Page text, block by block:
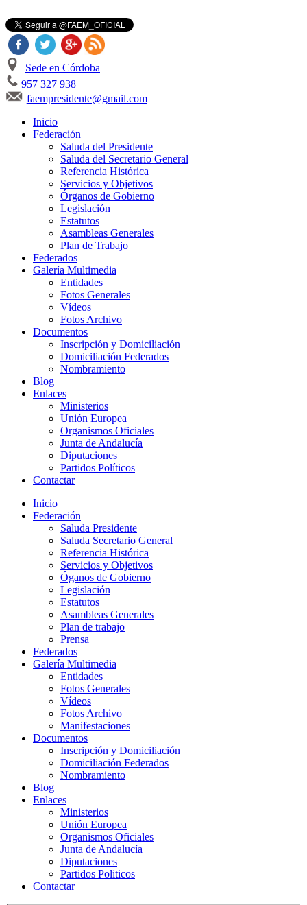
Sede en Córdoba
957 327 938
faempresidente@gmail.com
Inicio
Federación
Saluda del Presidente
Saluda del Secretario General
Referencia Histórica
Servicios y Objetivos
Órganos de Gobierno
Legislación
Estatutos
Asambleas Generales
Plan de Trabajo
Federados
Galería Multimedia
Entidades
Fotos Generales
Vídeos
Fotos Archivo
Documentos
Inscripción y Domiciliación
Domiciliación Federados
Nombramiento
Blog
Enlaces
Ministerios
Unión Europea
Organismos Oficiales
Junta de Andalucía
Diputaciones
Partidos Políticos
Contactar
Inicio
Federación
Saluda Presidente
Saluda Secretario General
Referencia Histórica
Servicios y Objetivos
Óganos de Gobierno
Legislación
Estatutos
Asambleas Generales
Plan de trabajo
Prensa
Federados
Galería Multimedia
Entidades
Fotos Generales
Vídeos
Fotos Archivo
Manifestaciones
Documentos
Inscripción y Domiciliación
Domiciliación Federados
Nombramiento
Blog
Enlaces
Ministerios
Unión Europea
Organismos Oficiales
Junta de Andalucía
Diputaciones
Partidos Politicos
Contactar